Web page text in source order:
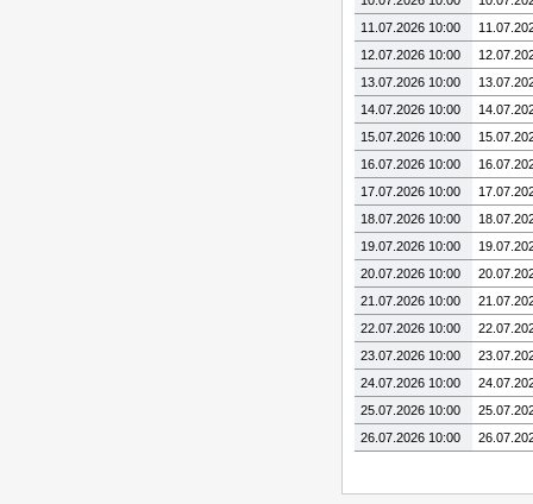
11.07.2026 10:00
12.07.2026 10:00
13.07.2026 10:00
14.07.2026 10:00
15.07.2026 10:00
16.07.2026 10:00
17.07.2026 10:00
18.07.2026 10:00
19.07.2026 10:00
20.07.2026 10:00
21.07.2026 10:00
22.07.2026 10:00
23.07.2026 10:00
24.07.2026 10:00
25.07.2026 10:00
26.07.2026 10:00